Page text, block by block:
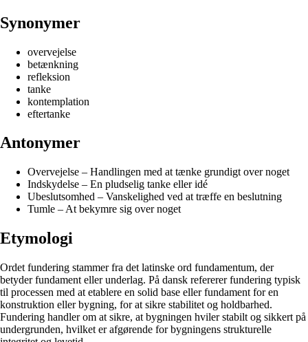
Synonymer
overvejelse
betænkning
refleksion
tanke
kontemplation
eftertanke
Antonymer
Overvejelse – Handlingen med at tænke grundigt over noget
Indskydelse – En pludselig tanke eller idé
Ubeslutsomhed – Vanskelighed ved at træffe en beslutning
Tumle – At bekymre sig over noget
Etymologi
Ordet fundering stammer fra det latinske ord fundamentum, der
betyder fundament eller underlag. På dansk refererer fundering typisk
til processen med at etablere en solid base eller fundament for en
konstruktion eller bygning, for at sikre stabilitet og holdbarhed.
Fundering handler om at sikre, at bygningen hviler stabilt og sikkert på
undergrunden, hvilket er afgørende for bygningens strukturelle